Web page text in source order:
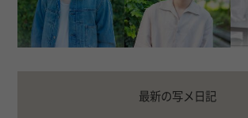
最新の写メ日記